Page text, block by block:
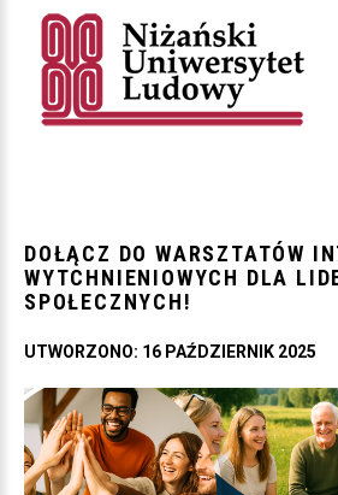
DOŁĄCZ DO WARSZTATÓW
WYTCHNIENIOWYCH DLA
SPOŁECZNYCH!
UTWORZONO: 16 PAŹDZIERNIK 2025